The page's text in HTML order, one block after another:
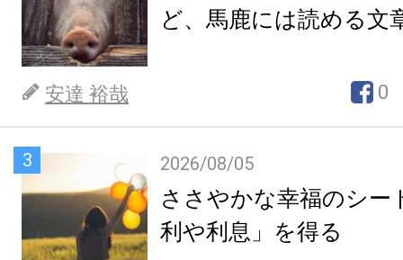
ど、馬鹿には読める文
安達 裕哉 0
3 2026/08/05
ささやかな幸福のシー
利や利息」を得る